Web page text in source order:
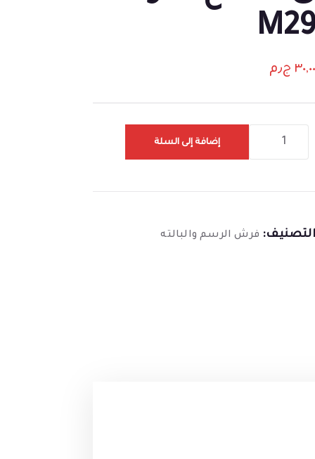
M29
٣٠,٠٠ ج٫م
إضافة إلى السلة
التصنيف: فرش الرسم والبالته